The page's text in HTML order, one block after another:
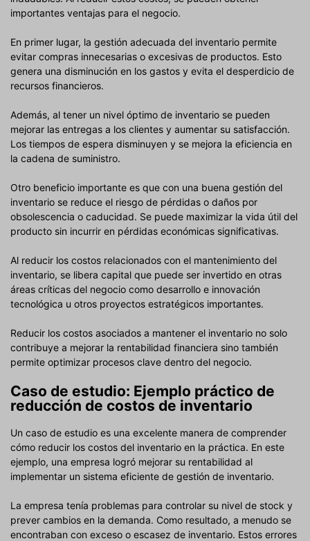
importantes ventajas para el negocio.
En primer lugar, la gestión adecuada del inventario permite
evitar compras innecesarias o excesivas de productos. Esto
genera una disminución en los gastos y evita el desperdicio de
recursos financieros.
Además, al tener un nivel óptimo de inventario se pueden
mejorar las entregas a los clientes y aumentar su satisfacción.
Los tiempos de espera disminuyen y se mejora la eficiencia en
la cadena de suministro.
Otro beneficio importante es que con una buena gestión del
inventario se reduce el riesgo de pérdidas o daños por
obsolescencia o caducidad. Se puede maximizar la vida útil del
producto sin incurrir en pérdidas económicas significativas.
Al reducir los costos relacionados con el mantenimiento del
inventario, se libera capital que puede ser invertido en otras
áreas críticas del negocio como desarrollo e innovación
tecnológica u otros proyectos estratégicos importantes.
Reducir los costos asociados a mantener el inventario no solo
contribuye a mejorar la rentabilidad financiera sino también
permite optimizar procesos clave dentro del negocio.
Caso de estudio: Ejemplo práctico de
reducción de costos de inventario
Un caso de estudio es una excelente manera de comprender
cómo reducir los costos del inventario en la práctica. En este
ejemplo, una empresa logró mejorar su rentabilidad al
implementar un sistema eficiente de gestión de inventario.
La empresa tenía problemas para controlar su nivel de stock y
prever cambios en la demanda. Como resultado, a menudo se
encontraban con exceso o escasez de inventario. Estos errores